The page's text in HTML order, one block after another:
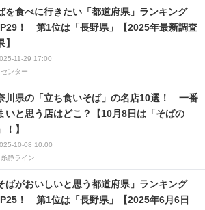
11-29 17:00
センター
を食べに行きたい「都道府県」ランキング
！ 第1位は「長野県」【2025年最新調査
】
10-08 10:00
糸静ライン
川県の「立ち食いそば」の名店10選！ 一番
いと思う店はどこ？【10月8日は「そばの
！】
ばがおいしいと思う都道府県」ランキング
！ 第1位は「長野県」【2025年6月6日